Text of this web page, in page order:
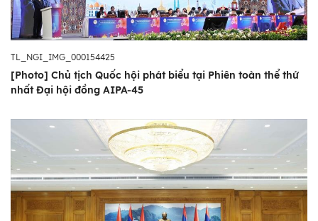
TL_NGI_IMG_000154425
[Photo] Chủ tịch Quốc hội phát biểu tại Phiên toàn thể thứ
nhất Đại hội đồng AIPA-45